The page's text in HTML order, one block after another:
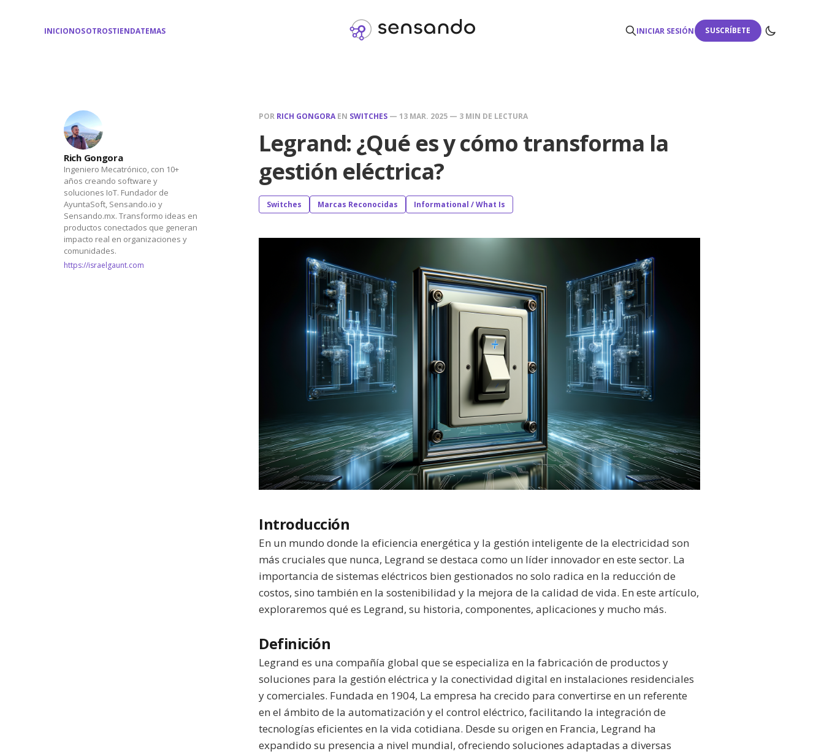
INICIONOSOTROSTIENDATEMAS INICIAR SESIÓN SUSCRÍBETE
Rich Gongora
Ingeniero Mecatrónico, con 10+
años creando software y
soluciones IoT. Fundador de
AyuntaSoft, Sensando.io y
Sensando.mx. Transformo ideas en
productos conectados que generan
impacto real en organizaciones y
comunidades.
https://israelgaunt.com
POR RICH GONGORA EN SWITCHES — 13 MAR. 2025 — 3 MIN DE LECTURA
Legrand: ¿Qué es y cómo transforma la
gestión eléctrica?
Switches Marcas Reconocidas Informational / What Is
Introducción
En un mundo donde la eficiencia energética y la gestión inteligente de la electricidad son
más cruciales que nunca, Legrand se destaca como un líder innovador en este sector. La
importancia de sistemas eléctricos bien gestionados no solo radica en la reducción de
costos, sino también en la sostenibilidad y la mejora de la calidad de vida. En este artículo,
exploraremos qué es Legrand, su historia, componentes, aplicaciones y mucho más.
Definición
Legrand es una compañía global que se especializa en la fabricación de productos y
soluciones para la gestión eléctrica y la conectividad digital en instalaciones residenciales
y comerciales. Fundada en 1904, La empresa ha crecido para convertirse en un referente
en el ámbito de la automatización y el control eléctrico, facilitando la integración de
tecnologías eficientes en la vida cotidiana. Desde su origen en Francia, Legrand ha
expandido su presencia a nivel mundial, ofreciendo soluciones adaptadas a diversas